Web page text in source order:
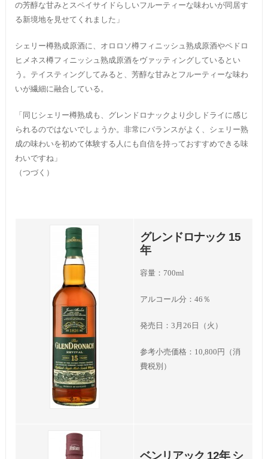
の芳醇な甘みとスペイサイドらしいフルーティーな味わいが同居す
る新境地を見せてくれました」
シェリー樽熟成原酒に、オロロソ樽フィニッシュ熟成原酒やペドロ
ヒメネス樽フィニッシュ熟成原酒をヴァッティングしているとい
う。テイスティングしてみると、芳醇な甘みとフルーティーな味わ
いが繊細に融合している。
「同じシェリー樽熟成も、グレンドロナックより少しドライに感じ
られるのではないでしょうか。非常にバランスがよく、シェリー熟
成の味わいを初めて体験する人にも自信を持っておすすめできる味
わいですね」
（つづく）
グレンドロナック 15
年
容量：700ml
アルコール分：46％
発売日：3月26日（火）
参考小売価格：10,800円（消
費税別）
ベンリアック 12年 シ